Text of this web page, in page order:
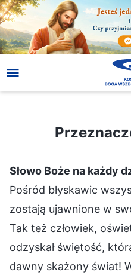
Słowo Boże na każdy
Pośród błyskawic
zostają ujawnione w
Tak też człowiek,
odzyskał świętość,
dawny skażony świat!